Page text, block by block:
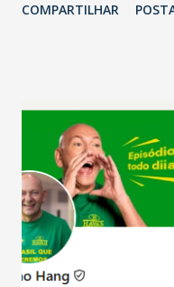
relação ao último
confraternizações de
Salário para um
país tem a menor taxa
Ainda segundo a
bares e restaurantes
registraram equilíbrio
estabelecimentos no
COMPARTILHAR